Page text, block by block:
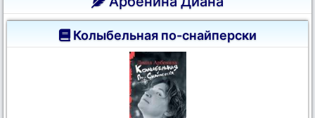
Колыбельная по-снайперски